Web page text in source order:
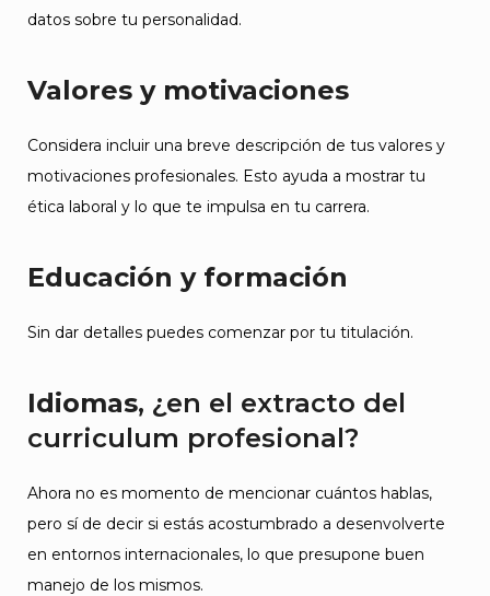
datos sobre tu personalidad.
Valores y motivaciones
Considera incluir una breve descripción de tus valores y
motivaciones profesionales. Esto ayuda a mostrar tu
ética laboral y lo que te impulsa en tu carrera.
Educación y formación
Sin dar detalles puedes comenzar por tu titulación.
Idiomas, ¿en el extracto del
curriculum profesional?
Ahora no es momento de mencionar cuántos hablas,
pero sí de decir si estás acostumbrado a desenvolverte
en entornos internacionales, lo que presupone buen
manejo de los mismos.